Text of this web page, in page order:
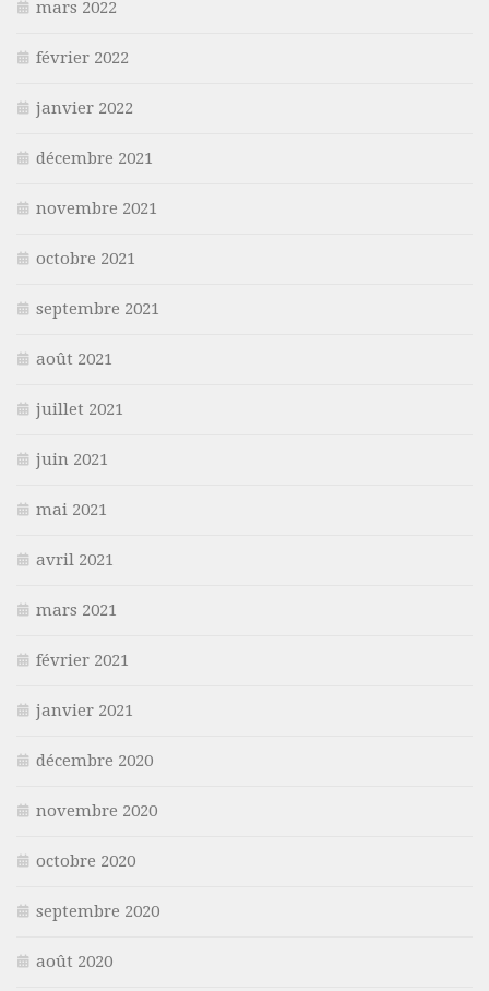
mars 2022
février 2022
janvier 2022
décembre 2021
novembre 2021
octobre 2021
septembre 2021
août 2021
juillet 2021
juin 2021
mai 2021
avril 2021
mars 2021
février 2021
janvier 2021
décembre 2020
novembre 2020
octobre 2020
septembre 2020
août 2020